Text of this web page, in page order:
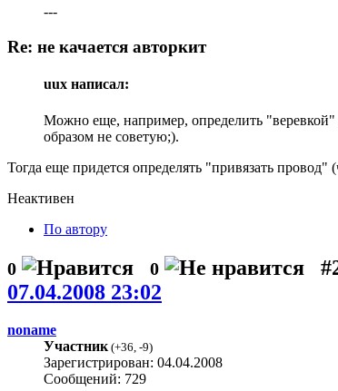
---
Re: не качается авторкит
uux написал:
Можно еще, например, определить "веревкой"
образом не советую;).
Тогда еще придется определять "привязать
Неактивен
По автору
0 0
07.04.2008 23:02
noname
Участник(+36, -9)
Зарегистрирован: 04.04.2008
Сообщений: 729